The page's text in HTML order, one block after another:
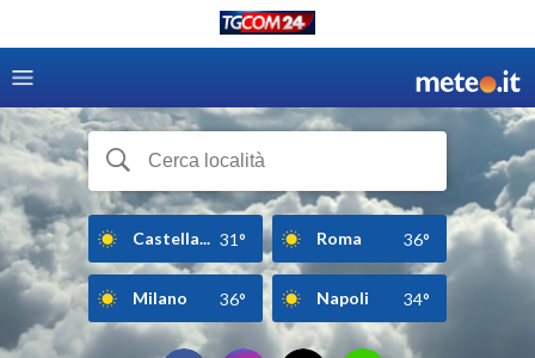
Castella... 31° Roma 36°
Milano 36° Napoli 34°